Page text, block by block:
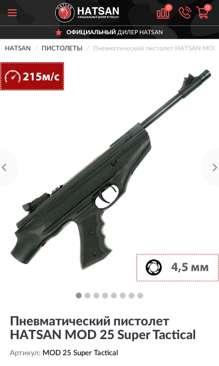
0 0
ОФИЦИАЛЬНЫЙ ДИЛЕР HATSAN
HATSAN ПИСТОЛЕТЫ Пневматический пистолет HATSAN
Пневматический пистолет
HATSAN MOD 25 Super Tactical
Артикул: MOD 25 Super Tactical